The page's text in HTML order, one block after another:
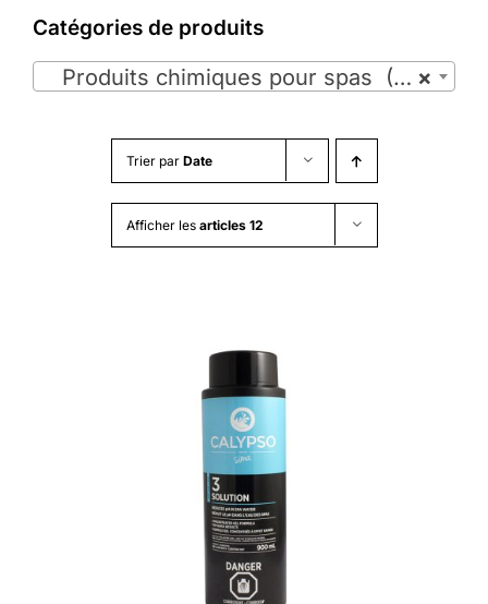
Trier par Date
Afficher les articles 12
Catégories de produits
×
Produits chimiques pour spas (35)